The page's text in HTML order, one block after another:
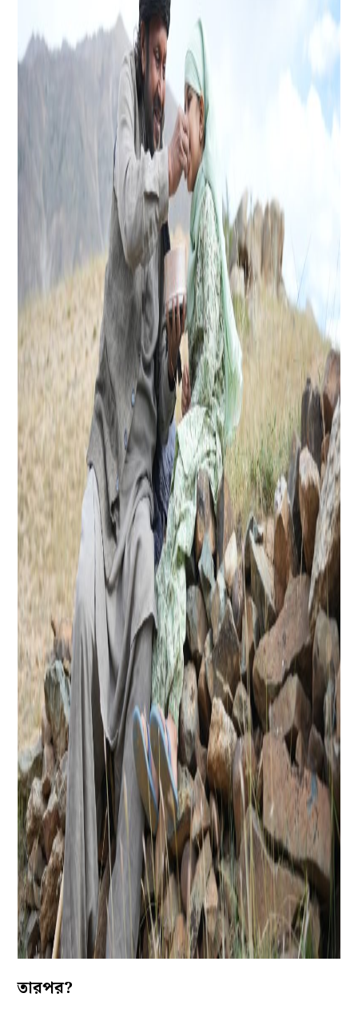
তারপর?